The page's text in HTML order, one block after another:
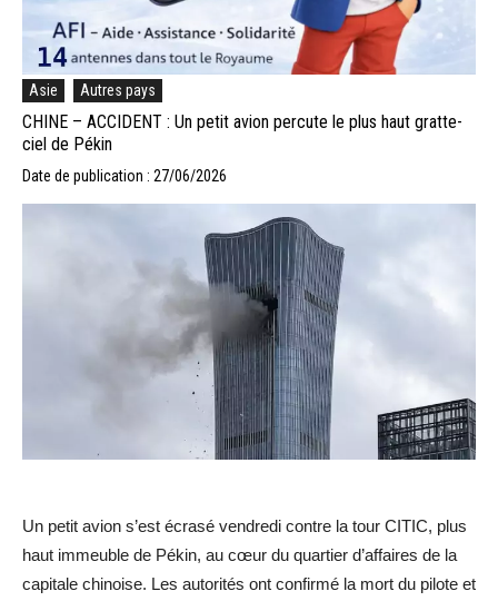
Asie Autres pays
CHINE – ACCIDENT : Un petit avion percute le plus haut gratte-
ciel de Pékin
Date de publication : 27/06/2026
Un petit avion s’est écrasé vendredi contre la tour CITIC, plus
haut immeuble de Pékin, au cœur du quartier d’affaires de la
capitale chinoise. Les autorités ont confirmé la mort du pilote et